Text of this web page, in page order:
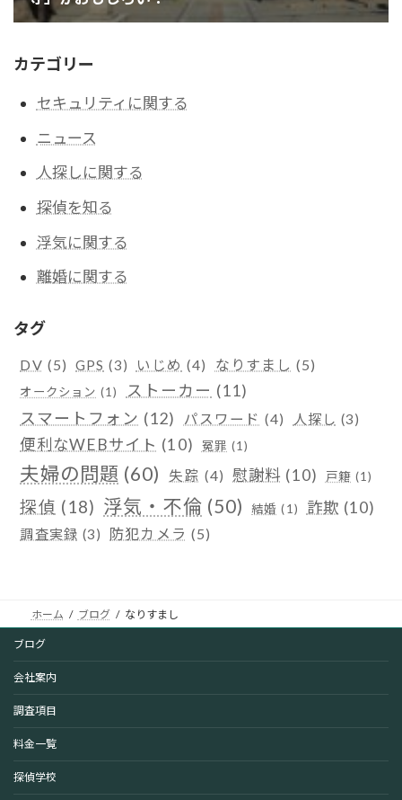
カテゴリー
セキュリティに関する
ニュース
人探しに関する
探偵を知る
浮気に関する
離婚に関する
タグ
DV (5) GPS (3) いじめ (4) なりすまし (5)
オークション (1) ストーカー (11)
スマートフォン (12) パスワード (4) 人探し (3)
便利なWEBサイト (10) 冤罪 (1)
夫婦の問題 (60) 失踪 (4) 慰謝料 (10) 戸籍 (1)
探偵 (18) 浮気・不倫 (50) 結婚 (1) 詐欺 (10)
調査実録 (3) 防犯カメラ (5)
ホーム ブログ なりすまし
ブログ
会社案内
調査項目
料金一覧
探偵学校